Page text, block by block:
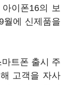
이폰16의 보
월에 신제품을
트폰 출시 주
고객을 자사